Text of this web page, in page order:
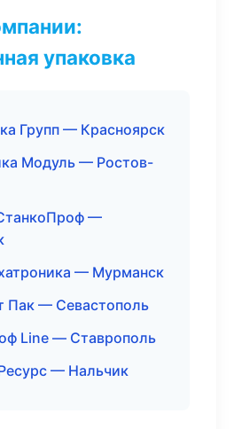
упаковка
Групп — Красноярск
Модуль — Ростов-
—
— Мурманск
Пак — Севастополь
Line — Ставрополь
— Нальчик